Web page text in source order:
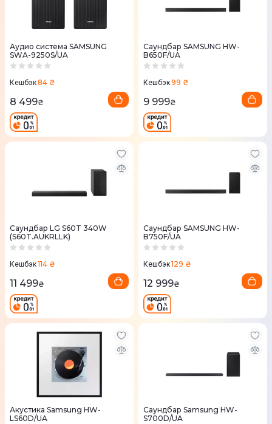
Аудио система SAMSUNG
SWA-9250S/UA
Кешбэк84 ₴
8 499₴
Саундбар SAMSUNG HW-
B650F/UA
Кешбэк99 ₴
9 999₴
Саундбар LG S60T 340W
(S60T.AUKRLLK)
Кешбэк114 ₴
11 499₴
Саундбар SAMSUNG HW-
B750F/UA
Кешбэк129 ₴
12 999₴
Акустика Samsung HW-
LS60D/UA
Саундбар Samsung HW-
S700D/UA